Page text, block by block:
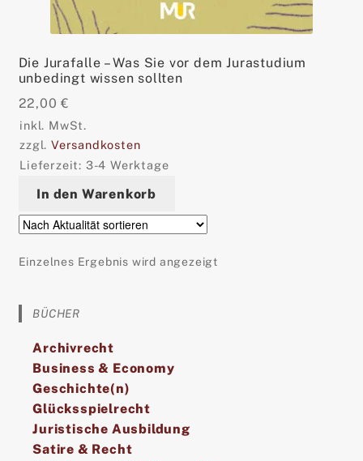
Die Jurafalle – Was Sie vor dem Jurastudium
unbedingt wissen sollten
22,00€
inkl. MwSt.
zzgl.Versandkosten
Lieferzeit: 3-4 Werktage
In den Warenkorb
Einzelnes Ergebnis wird angezeigt
BÜCHER
Archivrecht
Business & Economy
Geschichte(n)
Glücksspielrecht
Juristische Ausbildung
Satire & Recht